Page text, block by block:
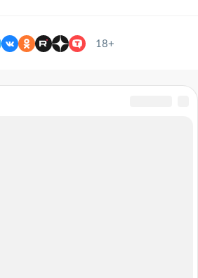
18+